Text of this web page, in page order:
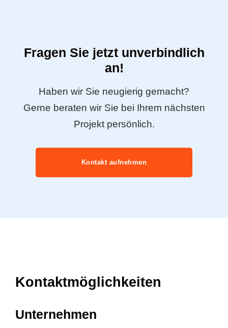
Fragen Sie jetzt unverbindlich
an!
Haben wir Sie neugierig gemacht?
Gerne beraten wir Sie bei Ihrem nächsten
Projekt persönlich.
Kontakt aufnehmen
Kontaktmöglichkeiten
Unternehmen